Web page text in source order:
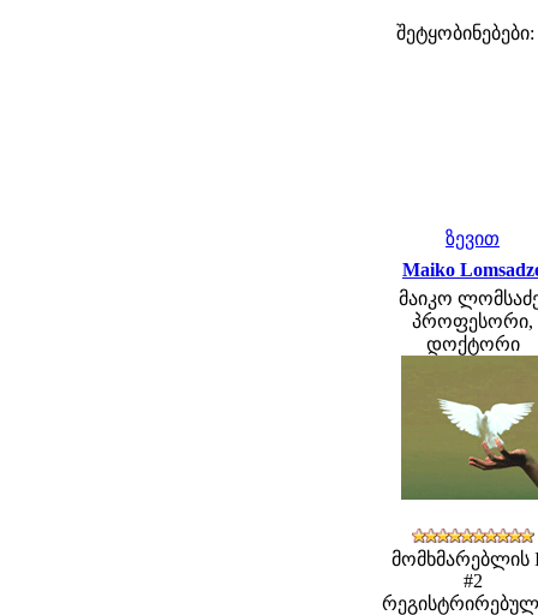
შეტყობინებები:
ზევით
Maiko
მაიკო
პროფესორი,
დოქტორი
მომხმარებლის
#2